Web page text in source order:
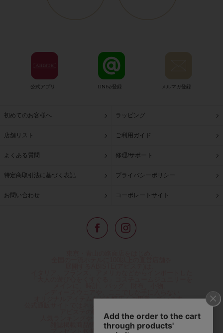
公式アプリ LINE@登録 メルマガ登録
初めてのお客様へ ラッピング
店舗リスト ご利用ガイド
よくある質問 修理/サポート
特定商取引法に基づく表記 プライバシーポリシー
お問い合わせ コーポレートサイト
オリジナルアイテムなどを幅広くご用意しています。
アビステの幅広い商品を取り揃え、
人気ランキングやテレビなどメディア着用商品、
雑誌掲載商品情報を紹介するコンテンツ、
プレゼント包装無料や独自のポイント還元